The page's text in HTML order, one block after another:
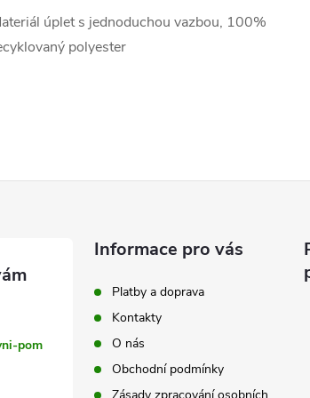
úplet s jednoduchou vazbou, 100%
polyester
pom
Informace pro vás
Platby a doprava
Kontakty
O nás
Obchodní podmínky